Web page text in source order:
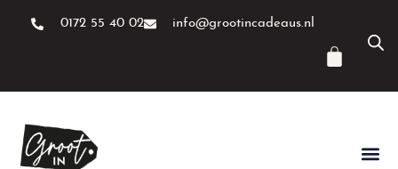
0172 55 40 02 info@grootincadeaus.nl